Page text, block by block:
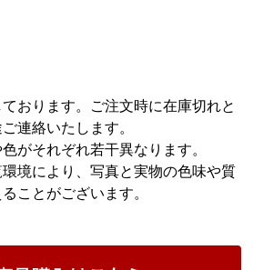
おります。ご注文時に在庫切れと
連絡いたします。
がそれぞれ若干異なります。
環境により、写真と実物の色味や質
ことがございます。